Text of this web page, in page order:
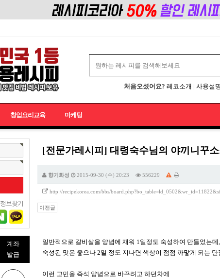
처음오셨어요? 레코소개 | 사용설
창업요리교육 마케팅
정보찾기
계좌
발급
[전문가레시피] 대령숙수님의 야끼니꾸
향기화성 2015-09-30 (수) 20:23 556229
http://recipekorea.com/bbs/
이전글
일반적으로 갈비살을 양념에 재워 1일정도 숙성하여 만들었는데,
숙성된 맛은 좋으나 2일 정도 지나면 색상이 점점 까맣게 되는
이런 고민을 즉석 양념으로 바꾸려고 하던차에